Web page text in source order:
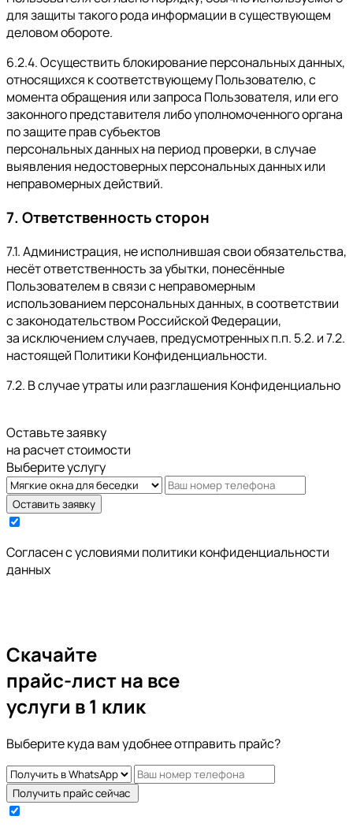
для защиты такого рода информации в существующем
деловом обороте.
6.2.4. Осуществить блокирование персональных данных,
относящихся к соответствующему Пользователю, с
момента обращения или запроса Пользователя, или его
законного представителя либо уполномоченного органа
по защите прав субъектов
персональных данных на период проверки, в случае
выявления недостоверных персональных данных или
неправомерных действий.
7. Ответственность сторон
7.1. Администрация, не исполнившая свои обязательства,
несёт ответственность за убытки, понесённые
Пользователем в связи с неправомерным
использованием персональных данных, в соответствии
с законодательством Российской Федерации,
за исключением случаев, предусмотренных п.п. 5.2. и 7.2.
настоящей Политики Конфиденциальности.
7.2. В случае утраты или разглашения Конфиденциально
Оставьте заявку
на расчет стоимости
Выберите услугу
Оставить заявку
Cогласен с условиями политики конфиденциальности
данных
Скачайте
прайс-листна все
услуги в 1 клик
Выберите куда вам удобнее отправить прайс?
Получить прайс сейчас